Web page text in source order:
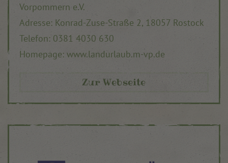
Vorpommern e.V.
Adresse: Konrad-Zuse-Straße 2, 18057 Rostock
Telefon: 0381 4030 630
Homepage: www.landurlaub.m-vp.de
Zur Webseite